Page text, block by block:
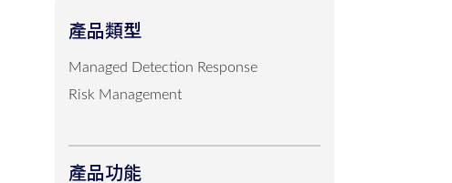
產品類型
Managed Detection Response
Risk Management
產品功能